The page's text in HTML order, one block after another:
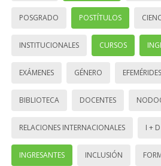
POSGRADO POSTÍTULOS
INSTITUCIONALES CURSOS
EXÁMENES GÉNERO EFEMÉRIDES
BIBLIOTECA DOCENTES
RELACIONES INTERNACIONALES I + D
INGRESANTES INCLUSIÓN